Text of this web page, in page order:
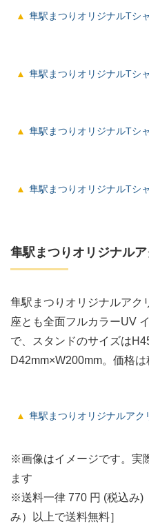
隼駅まつりオリジナルTシ
隼駅まつりオリジナルTシ
隼駅まつりオリジナルTシ
隼駅まつりオリジナルTシ
隼駅まつりオリジナル
隼駅まつりオリジナルアク
座とも全面フルカラーUV
で、スタンドのサイズは
D42mm×W200mm。価格は
隼駅まつりオリジナルアク
※画像はイメージです。実
ます
※送料一律 770 円 (税込み)
み）以上で送料無料］